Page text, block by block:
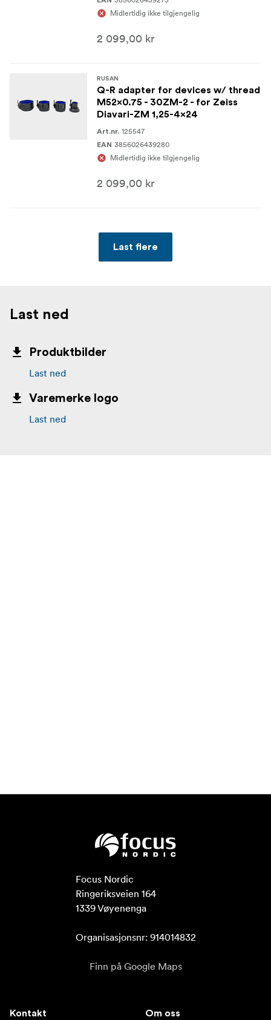
Midlertidig ikke tilgjengelig
2 099,00 kr
RUSAN
Q-R adapter for devices w/ thread
M52x0.75 - 30ZM-2 - for Zeiss
Diavari-ZM 1,25-4x24
Art.nr. 125547
EAN 3856026439280
Midlertidig ikke tilgjengelig
2 099,00 kr
Last flere
Last ned
Produktbilder
Last ned
Varemerke logo
Last ned
Focus Nordic
Ringeriksveien 164
1339 Vøyenenga
Organisasjonsnr: 914014832
Finn på Google Maps
Kontakt Om oss